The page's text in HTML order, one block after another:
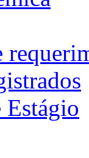
Estágio